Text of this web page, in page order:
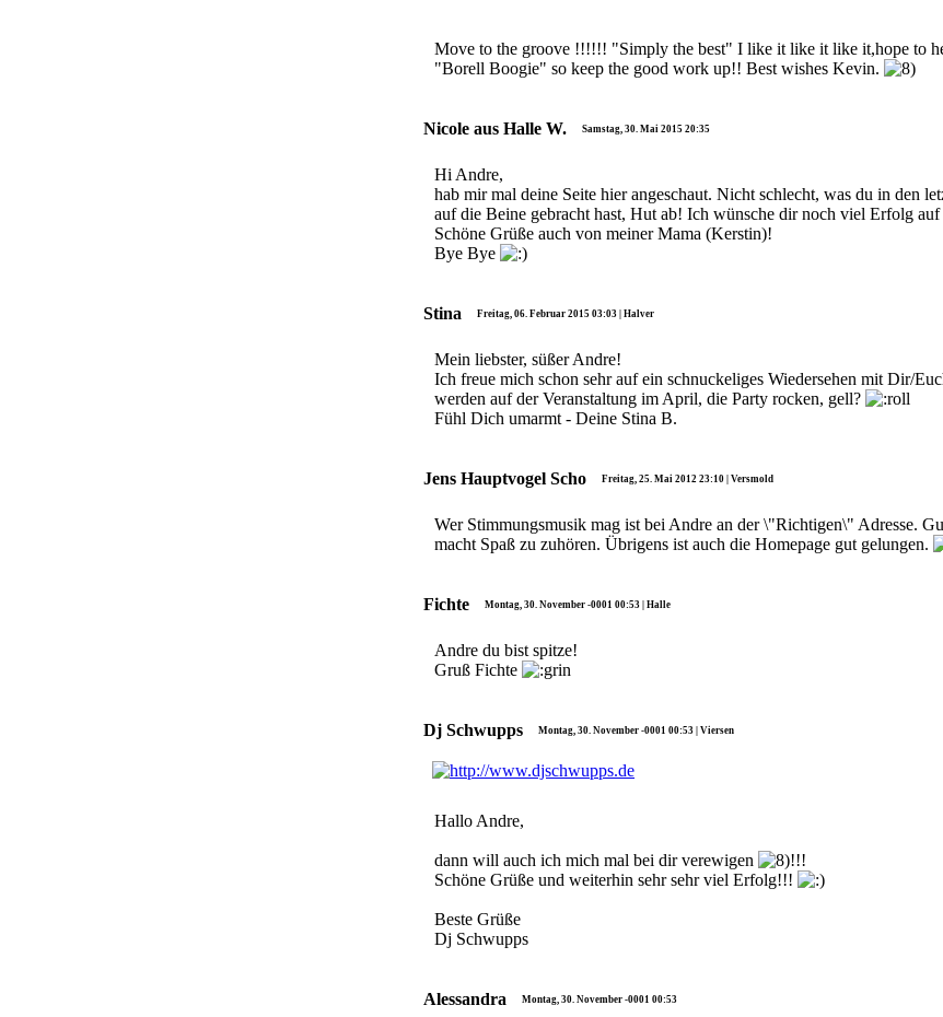
Move to the groove !!!!!! "Simply the best" I like it like it like it,hope to
"Borell Boogie" so keep the good work up!! Best wishes Kevin.
Nicole aus Halle W. Samstag, 30. Mai 2015 20:35
Hi Andre,
hab mir mal deine Seite hier angeschaut. Nicht schlecht, was du in den
auf die Beine gebracht hast, Hut ab! Ich wünsche dir noch viel Erfolg auf
Schöne Grüße auch von meiner Mama (Kerstin)!
Bye Bye
Stina Freitag, 06. Februar 2015 03:03 | Halver
Mein liebster, süßer Andre!
Ich freue mich schon sehr auf ein schnuckeliges Wiedersehen mit Dir/
werden auf der Veranstaltung im April, die Party rocken, gell?
Fühl Dich umarmt - Deine Stina B.
Jens Hauptvogel Scho Freitag, 25. Mai 2012 23:10 | Versmold
Wer Stimmungsmusik mag ist bei Andre an der \"Richtigen\" Adresse.
macht Spaß zu zuhören. Übrigens ist auch die Homepage gut gelungen.
Fichte Montag, 30. November -0001 00:53 | Halle
Andre du bist spitze!
Gruß Fichte
Dj Schwupps Montag, 30. November -0001 00:53 | Viersen
Hallo Andre,
dann will auch ich mich mal bei dir verewigen
!!!
Schöne Grüße und weiterhin sehr sehr viel Erfolg!!!
Beste Grüße
Dj Schwupps
Alessandra Montag, 30. November -0001 00:53